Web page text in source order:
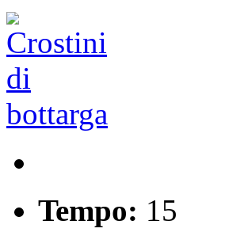
Tempo: 15